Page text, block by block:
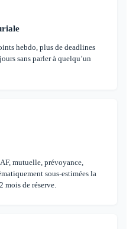
hebdo, plus de deadlines
sans parler à quelqu’un
mutuelle, prévoyance,
sous-estimées la
mois de réserve.